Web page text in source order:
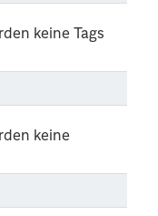
keine Tags
keine